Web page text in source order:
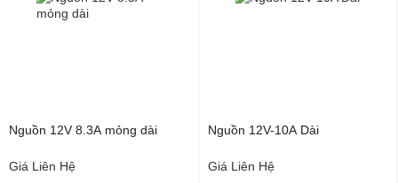
Nguồn 12V 8.3A mỏng dài
Giá Liên Hệ
Nguồn 12V-10A Dài
Giá Liên Hệ